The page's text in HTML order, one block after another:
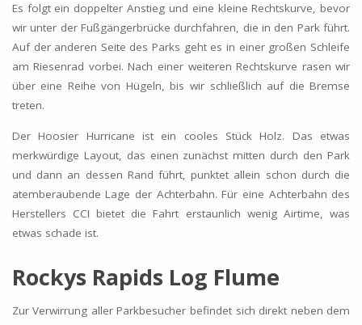
Es folgt ein doppelter Anstieg und eine kleine Rechtskurve, bevor
wir unter der Fußgängerbrücke durchfahren, die in den Park führt.
Auf der anderen Seite des Parks geht es in einer großen Schleife
am Riesenrad vorbei. Nach einer weiteren Rechtskurve rasen wir
über eine Reihe von Hügeln, bis wir schließlich auf die Bremse
treten.
Der Hoosier Hurricane ist ein cooles Stück Holz. Das etwas
merkwürdige Layout, das einen zunächst mitten durch den Park
und dann an dessen Rand führt, punktet allein schon durch die
atemberaubende Lage der Achterbahn. Für eine Achterbahn des
Herstellers CCI bietet die Fahrt erstaunlich wenig Airtime, was
etwas schade ist.
Rockys Rapids Log Flume
Zur Verwirrung aller Parkbesucher befindet sich direkt neben dem